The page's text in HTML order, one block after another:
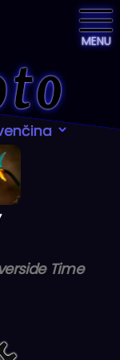
MENU
Time